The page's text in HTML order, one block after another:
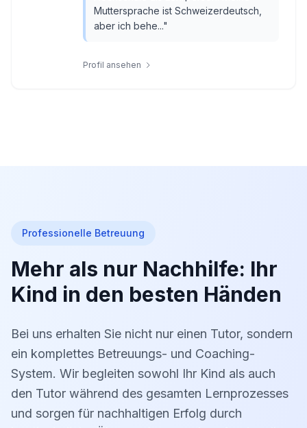
Muttersprache ist Schweizerdeutsch,
aber ich behe..."
Profil ansehen
Professionelle Betreuung
Mehr als nur Nachhilfe: Ihr
Kind in den besten Händen
Bei uns erhalten Sie nicht nur einen Tutor, sondern
ein komplettes Betreuungs- und Coaching-
System. Wir begleiten sowohl Ihr Kind als auch
den Tutor während des gesamten Lernprozesses
und sorgen für nachhaltigen Erfolg durch